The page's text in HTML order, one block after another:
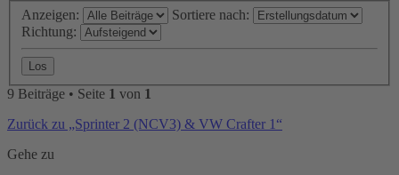
Anzeigen:
Sortiere nach:
Richtung:
9 Beiträge • Seite 1 von 1
Zurück zu „Sprinter 2 (NCV3) & VW Crafter 1“
Gehe zu